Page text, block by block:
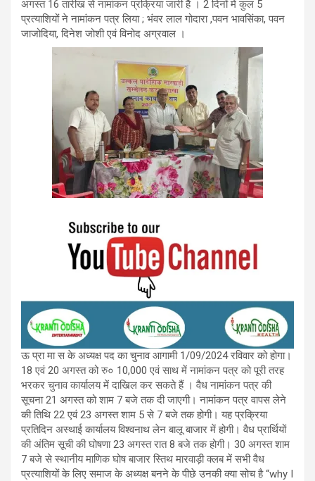
अगस्त 16 तारीख से नामांकन प्रक्रिया जारी है । 2 दिनों में कुल 5
प्रत्याशियों ने नामांकन पत्र लिया ; भंवर लाल गोदारा ,पवन भावसिंका, पवन
जाजोदिया, दिनेश जोशी एवं विनोद अग्रवाल ।
ऊ प्रा मा स के अध्यक्ष पद का चुनाव आगामी 1/09/2024 रविवार को होगा।
18 एवं 20 अगस्त को रु० 10,000 एवं साथ में नामांकन पत्र को पूरी तरह
भरकर चुनाव कार्यालय में दाखिल कर सकते हैं । वैध नामांकन पत्र की
सूचना 21 अगस्त को शाम 7 बजे तक दी जाएगी। नामांकन पत्र वापस लेने
की तिथि 22 एवं 23 अगस्त शाम 5 से 7 बजे तक होगी। यह प्रक्रिया
प्रतिदिन अस्थाई कार्यालय विश्वनाथ लेन बालू बाजार में होगी। वैध प्रार्थियों
की अंतिम सूची की घोषणा 23 अगस्त रात 8 बजे तक होगी। 30 अगस्त शाम
7 बजे से स्थानीय माणिक घोष बाजार स्तिथ मारवाड़ी क्लब में सभी वैध
प्रत्याशियों के लिए समाज के अध्यक्ष बनने के पीछे उनकी क्या सोच है “why I